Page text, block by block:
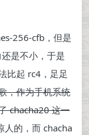
256-cfb，但是
是不小，于是
比起 rc4，足足
，作为手机系统
chacha20 这一
人的，而 chacha